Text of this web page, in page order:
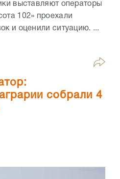
выставляют операторы
102» проехали
и оценили ситуацию. ...
собрали 4